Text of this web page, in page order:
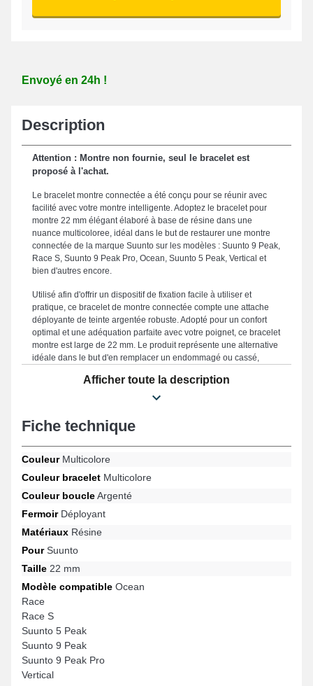
Envoyé en 24h !
Description
Attention : Montre non fournie, seul le bracelet est
proposé à l'achat.
Le bracelet montre connectée a été conçu pour se réunir avec
facilité avec votre montre intelligente. Adoptez le bracelet pour
montre 22 mm élégant élaboré à base de résine dans une
nuance multicoloree, idéal dans le but de restaurer une montre
connectée de la marque Suunto sur les modèles : Suunto 9 Peak,
Race S, Suunto 9 Peak Pro, Ocean, Suunto 5 Peak, Vertical et
bien d'autres encore.
Utilisé afin d'offrir un dispositif de fixation facile à utiliser et
pratique, ce bracelet de montre connectée compte une attache
déployante de teinte argentée robuste. Adopté pour un confort
optimal et une adéquation parfaite avec votre poignet, ce bracelet
montre est large de 22 mm. Le produit représente une alternative
idéale dans le but d'en remplacer un endommagé ou cassé,
attrayant qui complète harmonieusement votre garde-robe,
associant esthétique soignée et fonctionnalité avancée pour
s'harmoniser idéalement avec les modèles Vertical, Suunto 9
Peak Pro, Suunto 9 Peak, Race S, Race, Ocean et bien plus de la
marque Suunto, ce bracelet offre un fermoir déployant haut de
gamme et un maintien sûr. Par le biais de sa conception
large gamme de modèles de la marque Suunto, proposant un
ajustement précis au quotidien.
Afficher toute la description
Fiche technique
CouleurMulticolore
Couleur bracelet Multicolore
Couleur boucleArgenté
FermoirDéployant
Matériaux Résine
PourSuunto
Taille 22 mm
Modèle compatible Ocean
Race
Race S
Suunto 5 Peak
Suunto 9 Peak
Suunto 9 Peak Pro
Vertical